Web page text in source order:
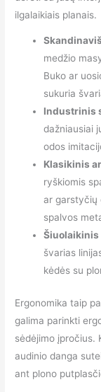
ilgalaikiais planais.
medžio
Buko ar
sukuria
Industrinis
dažniausiai
odos
Klasikinis
ryškiomis
ar garstyčių
spalvos
Šiuolaikinis
švarias
kėdės su
Ergonomika taip
galima parinkti
sėdėjimo įpročius.
audinio danga
ant plono